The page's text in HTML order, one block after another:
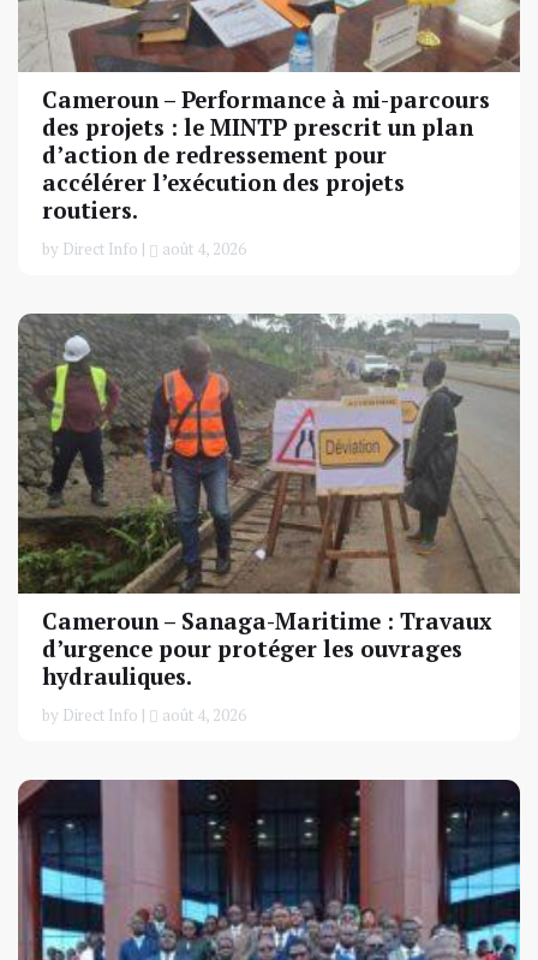
Cameroun – Performance à mi-parcours
des projets : le MINTP prescrit un plan
d’action de redressement pour
accélérer l’exécution des projets
routiers.
by Direct Info | août 4, 2026
Cameroun – Sanaga-Maritime : Travaux
d’urgence pour protéger les ouvrages
hydrauliques.
by Direct Info | août 4, 2026